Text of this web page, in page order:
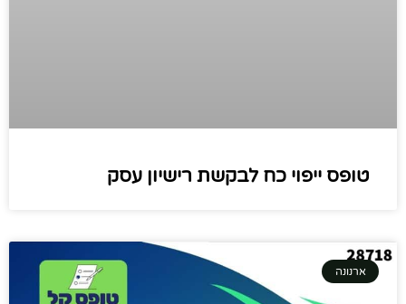
טופס ייפוי כח לבקשת רישיון עסק
ארנונה